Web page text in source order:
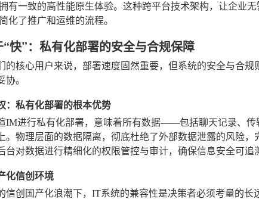
有一致的高性能原生体验。这种跨平台技术架构，让企业
化了推广和运维的流程。
快”：私有化部署的安全与合规保障
的核心用户来说，部署速度固然重要，但系统的安全与合
协。
：私有化部署的根本优势
IM进行私有化部署，意味着所有数据——包括聊天记录、
。物理层面的数据隔离，彻底杜绝了外部数据泄露的风险
台对数据进行精细化的权限管控与审计，确保信息安全可追
化信创环境
信创国产化浪潮下，IT系统的兼容性是决策者必须考量的